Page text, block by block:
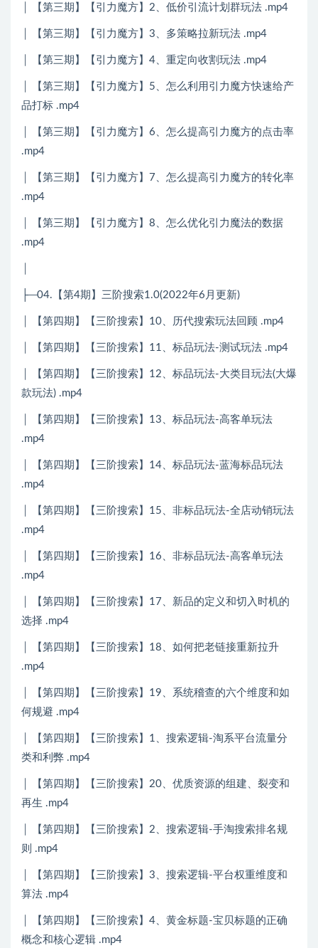
│ 【第三期】【引力魔方】2、低价引流计划群玩法 .mp4
│ 【第三期】【引力魔方】3、多策略拉新玩法 .mp4
│ 【第三期】【引力魔方】4、重定向收割玩法 .mp4
│ 【第三期】【引力魔方】5、怎么利用引力魔方快速给产
品打标 .mp4
│ 【第三期】【引力魔方】6、怎么提高引力魔方的点击率
.mp4
│ 【第三期】【引力魔方】7、怎么提高引力魔方的转化率
.mp4
│ 【第三期】【引力魔方】8、怎么优化引力魔法的数据
.mp4
├─04.【第4期】三阶搜索1.0(2022年6月更新)
│ 【第四期】【三阶搜索】10、历代搜索玩法回顾 .mp4
│ 【第四期】【三阶搜索】11、标品玩法-测试玩法 .mp4
│ 【第四期】【三阶搜索】12、标品玩法-大类目玩法(大爆
款玩法) .mp4
│ 【第四期】【三阶搜索】13、标品玩法-高客单玩法
.mp4
│ 【第四期】【三阶搜索】14、标品玩法-蓝海标品玩法
.mp4
│ 【第四期】【三阶搜索】15、非标品玩法-全店动销玩法
.mp4
│ 【第四期】【三阶搜索】16、非标品玩法-高客单玩法
.mp4
│ 【第四期】【三阶搜索】17、新品的定义和切入时机的
选择 .mp4
│ 【第四期】【三阶搜索】18、如何把老链接重新拉升
.mp4
│ 【第四期】【三阶搜索】19、系统稽查的六个维度和如
何规避 .mp4
│ 【第四期】【三阶搜索】1、搜索逻辑-淘系平台流量分
类和利弊 .mp4
│ 【第四期】【三阶搜索】20、优质资源的组建、裂变和
再生 .mp4
│ 【第四期】【三阶搜索】2、搜索逻辑-手淘搜索排名规
则 .mp4
│ 【第四期】【三阶搜索】3、搜索逻辑-平台权重维度和
算法 .mp4
│ 【第四期】【三阶搜索】4、黄金标题-宝贝标题的正确
概念和核心逻辑 .mp4